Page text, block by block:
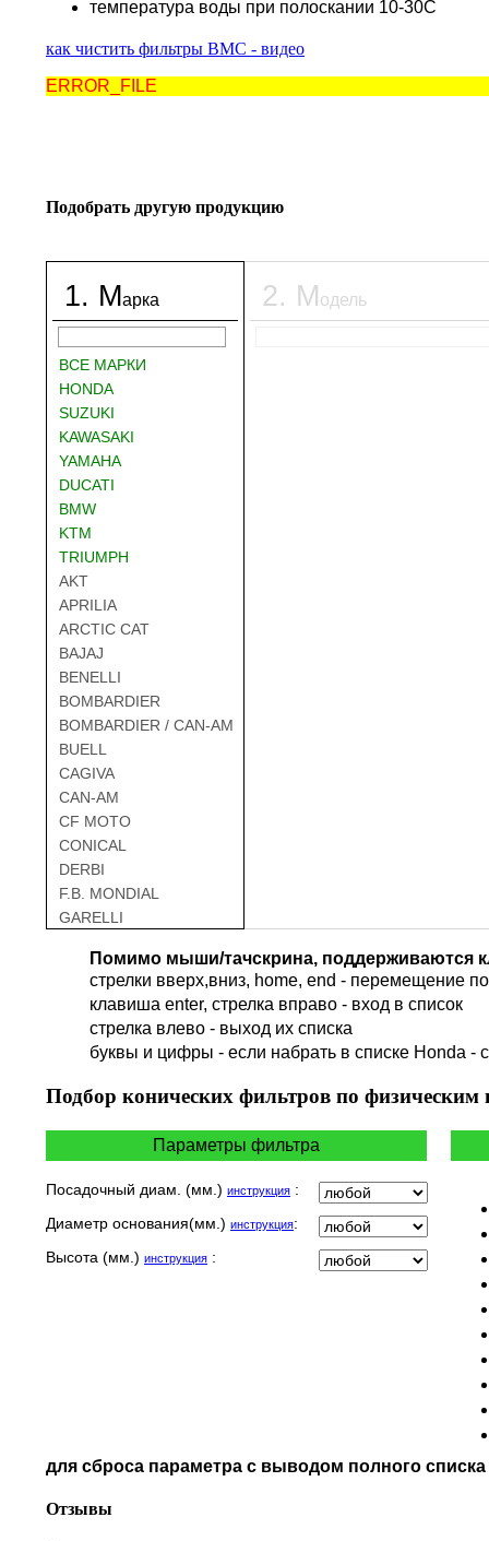
температура воды при полоскании 10-30С
как чистить фильтры BMC - видео
ERROR_FILE
Подобрать другую продукцию
1. Марка
ВСЕ МАРКИ
HONDA
SUZUKI
KAWASAKI
YAMAHA
DUCATI
BMW
KTM
TRIUMPH
AKT
APRILIA
ARCTIC CAT
BAJAJ
BENELLI
BOMBARDIER
BOMBARDIER / CAN-AM
BUELL
CAGIVA
CAN-AM
CF MOTO
CONICAL
DERBI
F.B. MONDIAL
GARELLI
GILERA
HARLEY DAVIDSON
HERO
HUSQVARNA
HYOSUNG / KR MOTORS
INDIAN
KEEWAY
KYMCO
MBK
MOTO GUZZI
TVS
2. Модель
Помимо мыши/тачскрина, поддерживаются
стрелки вверх,вниз, home, end - перемещение
клавиша enter, стрелка вправо - вход в список
cтрелка влево - выход их списка
буквы и цифры - если набрать в списке Honda -
Подбор конических фильтров по физическим
Параметры фильтра
Посадочный диам. (мм.) инструкция :
Диаметр основания(мм.) инструкция:
Высота (мм.) инструкция :
для сброса параметра с выводом полного
Отзывы